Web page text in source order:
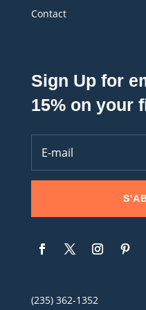
Contact
Sign Up for
15% on your
(235) 362-1352